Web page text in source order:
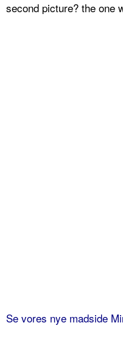
second picture? the one
Se vores nye madside